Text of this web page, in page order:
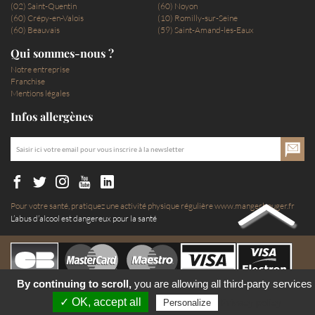
(02) Saint-Quentin
(60) Crépy-en-Valois
(60) Beauvais
(60) Noyon
(10) Romilly-sur-Seine
(59) Saint-Amand-les-Eaux
Qui sommes-nous ?
Notre entreprise
Franchise
Mentions légales
Infos allergènes
Pour votre santé, pratiquez une activité physique régulièrewww.mangerbouger.fr
L’abus d’alcool est dangereux pour la santé
By continuing to scroll, you are allowing all third-party services
✓ OK, accept all
Personalize